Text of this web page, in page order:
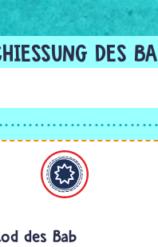
DES BAB
des Bab